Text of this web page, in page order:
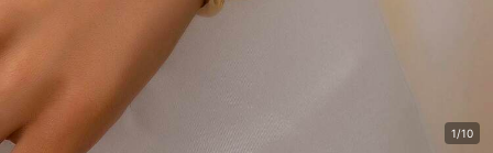
1/10